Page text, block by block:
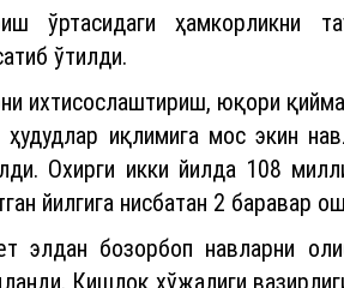
ўтилди.
юқори
иқлимига мос экин
Охирги икки йилда 108
йилгига нисбатан 2 баравар
элдан бозорбоп навларни
Қишлоқ хўжалиги
ва уруғшунослик